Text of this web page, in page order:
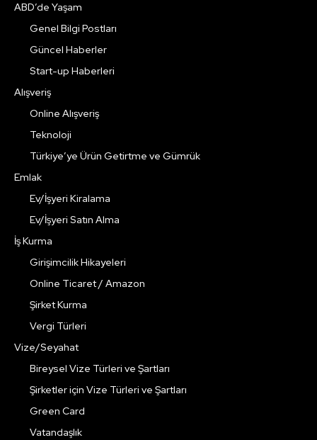
ABD’de Yaşam
Genel Bilgi Postları
Güncel Haberler
Start-up Haberleri
Alışveriş
Online Alışveriş
Teknoloji
Türkiye’ye Ürün Getirtme ve Gümrük
Emlak
Ev/İşyeri Kiralama
Ev/İşyeri Satın Alma
İş Kurma
Girişimcilik Hikayeleri
Online Ticaret / Amazon
Şirket Kurma
Vergi Türleri
Vize/Seyahat
Bireysel Vize Türleri ve Şartları
Şirketler için Vize Türleri ve Şartları
Green Card
Vatandaşlık